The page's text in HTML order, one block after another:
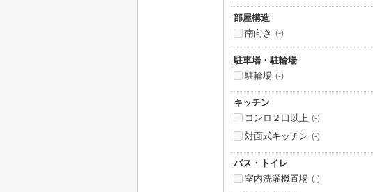
部屋構造
南向き
(-)
駐車場・駐輪場
駐輪場 (-)
キッチン
コンロ２口以上 (-)
対面式キッチン (-)
バス・トイレ
室内洗濯機置場 (-)